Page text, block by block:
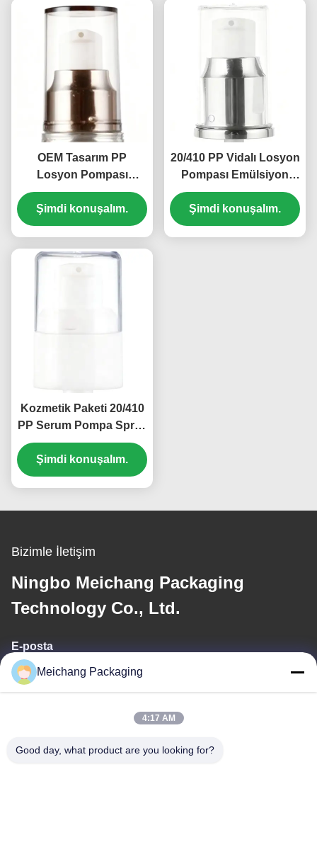
OEM Tasarım PP
Losyon Pompası
Değişimi 20/410 Plastik
Tedavi Pompası 0.2ml
(MC-131)
Şimdi konuşalım.
20/410 PP Vidalı Losyon
Pompası Emülsiyon
Pompa Kafası 0.2ml
Boşaltım Hızı (MC-129)
Şimdi konuşalım.
Kozmetik Paketi 20/410
PP Serum Pompa Spray
Dispenser Pompalar
OEM (MC-135)
Şimdi konuşalım.
Bizimle İletişim
Ningbo Meichang Packaging
Technology Co., Ltd.
E-posta
meichang1@mcpackaging.cn
Adres
Meichang Packaging
4:17 AM
Good day, what product are you looking for?